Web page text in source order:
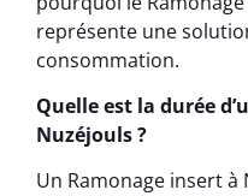
représente une
consommation.
Quelle est la durée
Nuzéjouls ?
Un Ramonage insert